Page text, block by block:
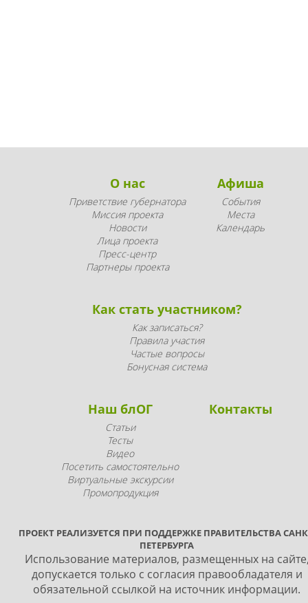
О нас
Приветствие губернатора
Миссия проекта
Новости
Лица проекта
Пресс-центр
Партнеры проекта
Афиша
События
Места
Календарь
Как стать участником?
Как записаться?
Правила участия
Частые вопросы
Бонусная система
Наш блОГ
Статьи
Тесты
Видео
Посетить самостоятельно
Виртуальные экскурсии
Промопродукция
Контакты
ПРОЕКТ РЕАЛИЗУЕТСЯ ПРИ ПОДДЕРЖКЕ ПРАВИТЕЛЬСТВА
ПЕТЕРБУРГА
Использование материалов, размещенных на
допускается только с согласия правообладателя и
обязательной ссылкой на источник информации.